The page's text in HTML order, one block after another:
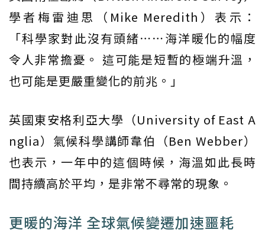
學者梅雷迪思（Mike Meredith）表示：
「科學家對此沒有頭緒⋯⋯海洋暖化的幅度
令人非常擔憂。 這可能是短暫的極端升溫，
也可能是更嚴重變化的前兆。」
英國東安格利亞大學（University of East A
nglia）氣候科學講師韋伯（Ben Webber）
也表示，一年中的這個時候，海溫如此長時
間持續高於平均，是非常不尋常的現象。
更暖的海洋 全球氣候變遷加速噩耗